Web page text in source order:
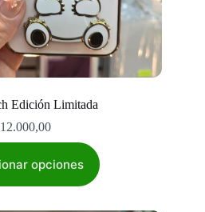
Edición Limitada
12.000,00
opciones
producto